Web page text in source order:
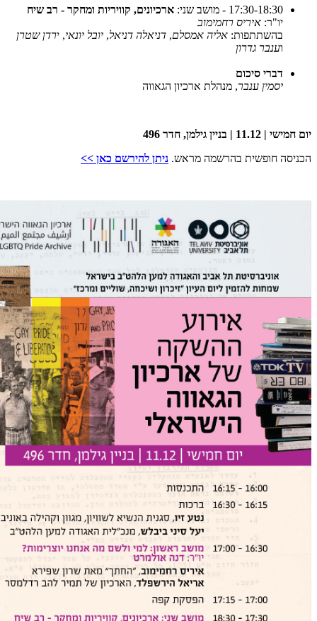
17:30-18:30 - מושב שני:
ארכיונים, קוויריות ומחקר - רב שיח
יו"ר: איריס רחמימוב
בהשתתפות: אליה אמסלם, דניאלה דניאל, יובל יונאי, ירדן שטרן
וענבר גדרון
דברי סיכום
יסמין ענבר, מנהלת ארכיון הגאווה
יום חמישי | 11.12 | בניין גילמן, חדר 496
הכניסה חופשית בהרשמה מראש. ניתן להירשם כאן >>